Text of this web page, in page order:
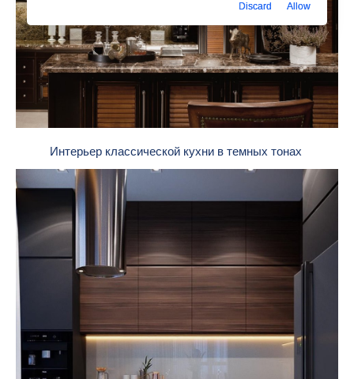
Интерьер классической кухни в темных тонах
Discard Allow